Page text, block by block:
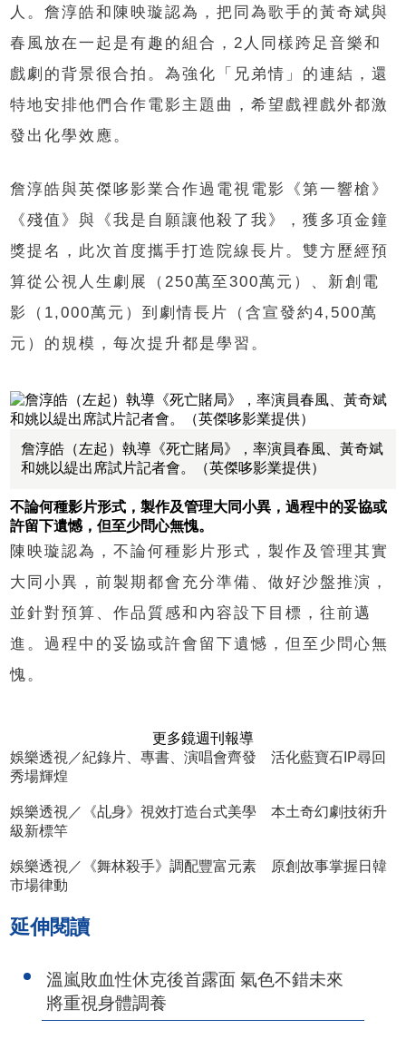
人。詹淳皓和陳映璇認為，把同為歌手的黃奇斌與
春風放在一起是有趣的組合，2人同樣跨足音樂和
戲劇的背景很合拍。為強化「兄弟情」的連結，還
特地安排他們合作電影主題曲，希望戲裡戲外都激
發出化學效應。
詹淳皓與英傑哆影業合作過電視電影《第一響槍》
《殘值》與《我是自願讓他殺了我》，獲多項金鐘
獎提名，此次首度攜手打造院線長片。雙方歷經預
算從公視人生劇展（250萬至300萬元）、新創電
影（1,000萬元）到劇情長片（含宣發約4,500萬
元）的規模，每次提升都是學習。
詹淳皓（左起）執導《死亡賭局》，率演員春風、黃奇斌
和姚以緹出席試片記者會。（英傑哆影業提供）
不論何種影片形式，製作及管理大同小異，過程中的妥協或
許留下遺憾，但至少問心無愧。
陳映璇認為，不論何種影片形式，製作及管理其實
大同小異，前製期都會充分準備、做好沙盤推演，
並針對預算、作品質感和內容設下目標，往前邁
進。過程中的妥協或許會留下遺憾，但至少問心無
愧。
更多鏡週刊報導
娛樂透視／紀錄片、專書、演唱會齊發 活化藍寶石IP尋回
秀場輝煌
娛樂透視／《乩身》視效打造台式美學 本土奇幻劇技術升
級新標竿
娛樂透視／《舞林殺手》調配豐富元素 原創故事掌握日韓
市場律動
延伸閱讀
溫嵐敗血性休克後首露面 氣色不錯未來
將重視身體調養